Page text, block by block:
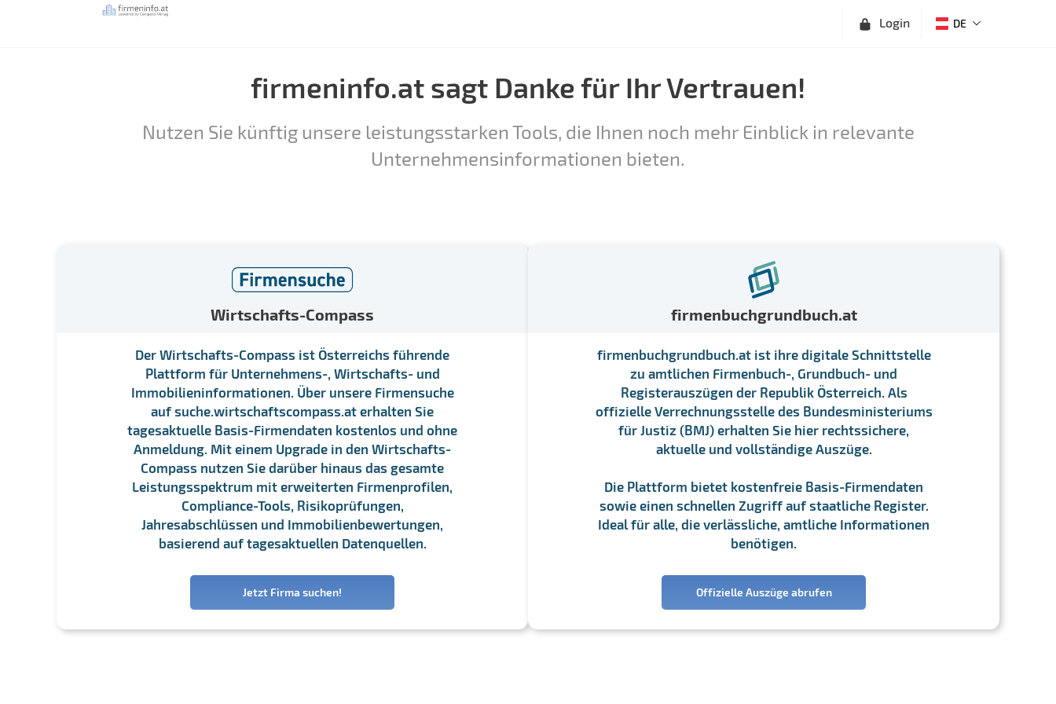
Login DE
firmeninfo.at sagt Danke für Ihr Vertrauen!
Nutzen Sie künftig unsere leistungsstarken Tools, die Ihnen noch mehr Einblick in relevante
Unternehmensinformationen bieten.
Wirtschafts-Compass
Der Wirtschafts-Compass ist Österreichs führende
Plattform für Unternehmens-, Wirtschafts- und
Immobilieninformationen. Über unsere Firmensuche
auf suche.wirtschaftscompass.at erhalten Sie
tagesaktuelle Basis-Firmendaten kostenlos und ohne
Anmeldung. Mit einem Upgrade in den Wirtschafts-
Compass nutzen Sie darüber hinaus das gesamte
Leistungsspektrum mit erweiterten Firmenprofilen,
Compliance-Tools, Risikoprüfungen,
Jahresabschlüssen und Immobilienbewertungen,
basierend auf tagesaktuellen Datenquellen.
Jetzt Firma suchen!
firmenbuchgrundbuch.at
firmenbuchgrundbuch.at ist ihre digitale Schnittstelle
zu amtlichen Firmenbuch-, Grundbuch- und
Registerauszügen der Republik Österreich. Als
offizielle Verrechnungsstelle des Bundesministeriums
für Justiz (BMJ) erhalten Sie hier rechtssichere,
aktuelle und vollständige Auszüge.
Die Plattform bietet kostenfreie Basis-Firmendaten
sowie einen schnellen Zugriff auf staatliche Register.
Ideal für alle, die verlässliche, amtliche Informationen
benötigen.
Offizielle Auszüge abrufen